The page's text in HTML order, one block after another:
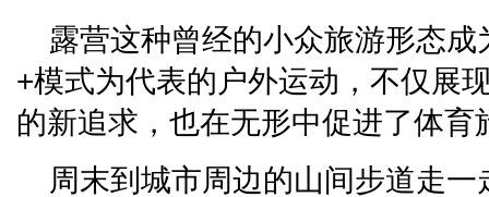
露营这种曾经的小众旅游形态
+模式为代表的户外运动，不仅展
的新追求，也在无形中促进了体育
周末到城市周边的山间步道走